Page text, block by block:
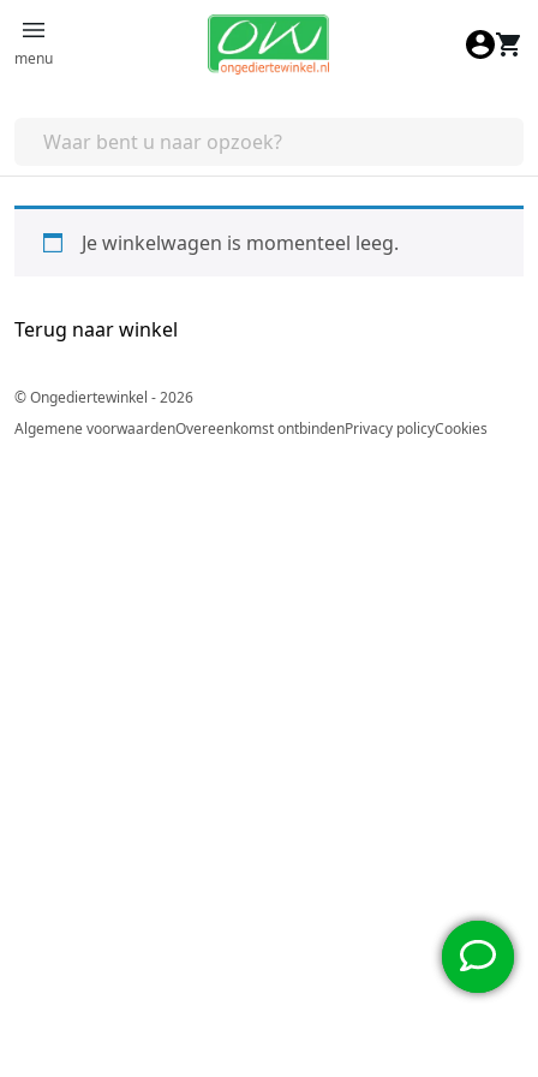
menu
Je winkelwagen is momenteel leeg.
Terug naar winkel
© Ongediertewinkel - 2026
Algemene voorwaardenOvereenkomst ontbindenPrivacy policyCookies